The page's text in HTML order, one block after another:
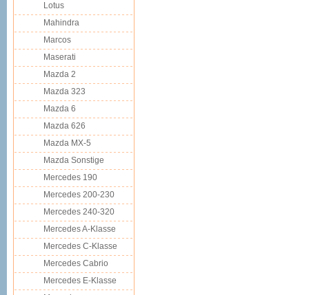
Lotus
Mahindra
Marcos
Maserati
Mazda 2
Mazda 323
Mazda 6
Mazda 626
Mazda MX-5
Mazda Sonstige
Mercedes 190
Mercedes 200-230
Mercedes 240-320
Mercedes A-Klasse
Mercedes C-Klasse
Mercedes Cabrio
Mercedes E-Klasse